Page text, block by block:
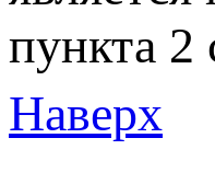
пункта 2
Наверх